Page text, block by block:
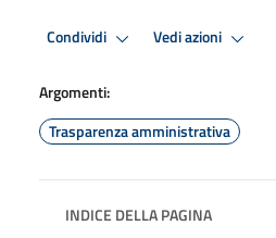
Condividi Vedi azioni
Argomenti:
Trasparenza amministrativa
INDICE DELLA PAGINA